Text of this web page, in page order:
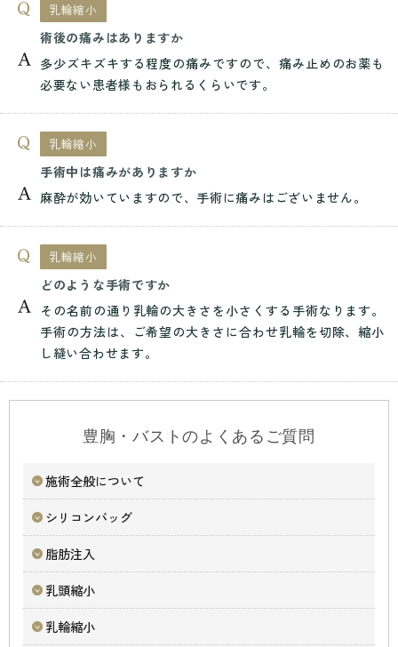
乳輪縮小
術後の痛みはありますか
多少ズキズキする程度の痛みですので、痛み止めのお薬も
必要ない患者様もおられるくらいです。
乳輪縮小
手術中は痛みがありますか
麻酔が効いていますので、手術に痛みはございません。
乳輪縮小
どのような手術ですか
その名前の通り乳輪の大きさを小さくする手術なります。
手術の方法は、ご希望の大きさに合わせ乳輪を切除、縮小
し縫い合わせます。
豊胸・バストのよくあるご質問
施術全般について
シリコンバッグ
脂肪注入
乳頭縮小
乳輪縮小